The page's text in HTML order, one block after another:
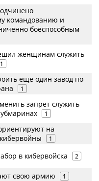
командованию и
боеспособным
женщинам служить
1
еще один завод по
1
запрет служить
1
на
1
в кибервойска 2
свою армию 1